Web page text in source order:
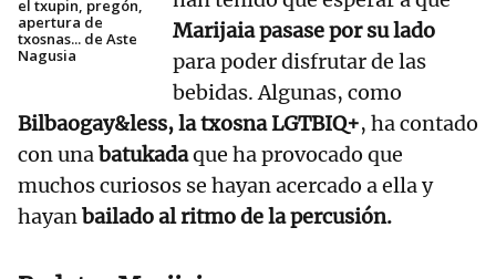
el txupin, pregón,
apertura de
txosnas... de Aste
Nagusia
Marijaia pasase por su lado
para poder disfrutar de las
bebidas. Algunas, como
Bilbaogay&less, la txosna LGTBIQ+, ha contado
con unabatukadaque ha provocado que
muchos curiosos se hayan acercado a ella y
hayanbailado al ritmo de la percusión.